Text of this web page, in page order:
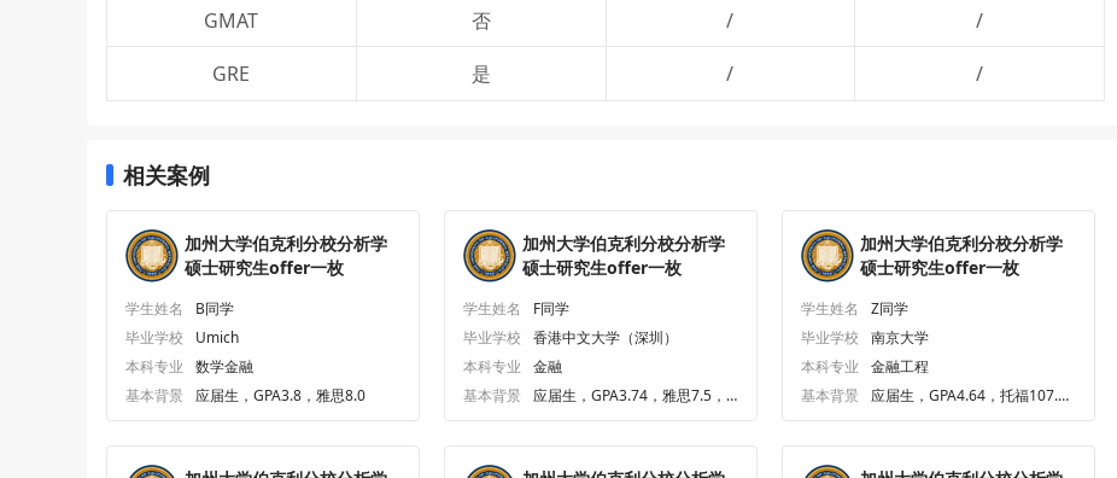
GMAT
否 / /
GRE 是 / /
相关案例
加州大学伯克利分校分析学
硕士研究生offer一枚
学生姓名
B同学
毕业学校
Umich
本科专业 数学金融
基本背景
应届生，GPA3.8，雅思8.0
加州大学伯克利分校分析学
硕士研究生offer一枚
学生姓名
F同学
毕业学校
香港中文大学（深圳）
本科专业 金融
基本背景
应届生，GPA3.74，雅思7.5，G
加州大学伯克利分校分析学
硕士研究生offer一枚
学生姓名
Z同学
毕业学校
南京大学
本科专业 金融工程
基本背景
应届生，GPA4.64，托福107.